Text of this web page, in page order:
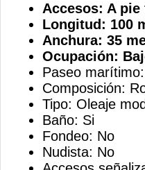
Accesos: A pie
Longitud: 100
Anchura: 35
Ocupación:
Paseo
Composición:
Tipo: Oleaje
Baño: Si
Fondeo: No
Nudista: No